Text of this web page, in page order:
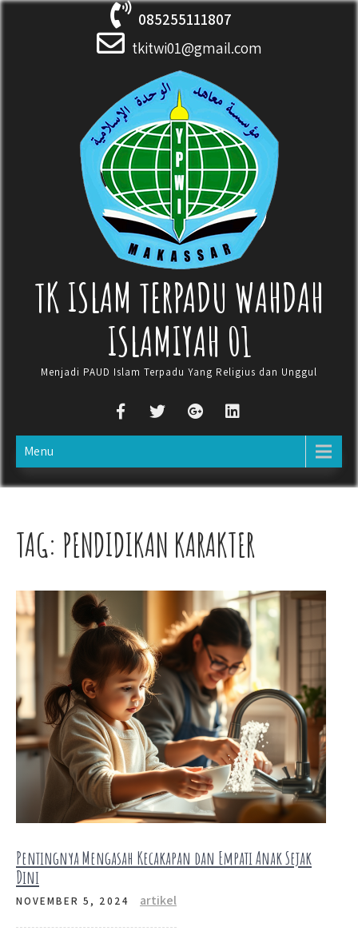
Skip
085255111807
tkitwi01@gmail.com
TK ISLAM TERPADU WAHDAH
ISLAMIYAH 01
Menjadi PAUD Islam Terpadu Yang Religius dan Unggul
Menu
TAG: PENDIDIKAN KARAKTER
Pentingnya Mengasah Kecakapan dan Empati Anak Sejak
Dini
NOVEMBER 5, 2024 artikel